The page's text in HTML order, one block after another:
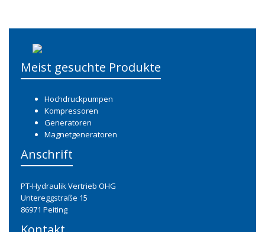
Meist gesuchte Produkte
Hochdruckpumpen
Kompressoren
Generatoren
Magnetgeneratoren
Anschrift
PT-Hydraulik Vertrieb OHG
Untereggstraße 15
86971 Peiting